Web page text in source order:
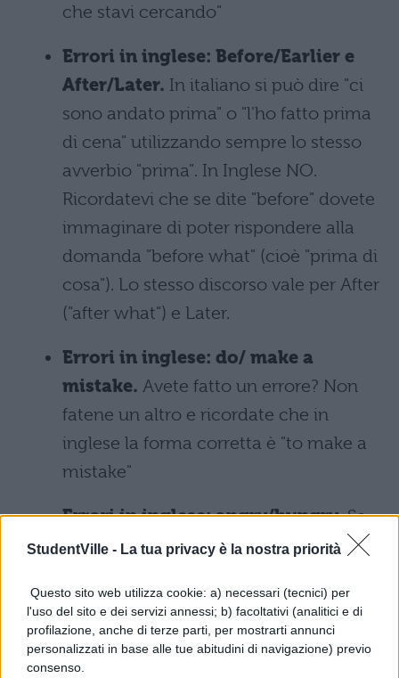
StudentVille - La tua privacy è la nostra priorità
Questo sito web utilizza cookie: a) necessari (tecnici) per
l'uso del sito e dei servizi annessi; b) facoltativi (analitici e di
profilazione, anche di terze parti, per mostrarti annunci
personalizzati in base alle tue abitudini di navigazione) previo
consenso.
che stavi cercando"
Errori in inglese: Before/Earlier e
After/Later. In italiano si può dire "ci
sono andato prima" o "l'ho fatto prima
di cena" utilizzando sempre lo stesso
avverbio "prima". In Inglese NO.
Ricordatevi che se dite "before" dovete
immaginare di poter rispondere alla
domanda "before what" (cioè "prima di
cosa"). Lo stesso discorso vale per After
("after what") e Later.
Errori in inglese: do/ make a
mistake. Avete fatto un errore? Non
fatene un altro e ricordate che in
inglese la forma corretta è "to make a
mistake"
Errori in inglese: angry/hungry.Se
siete tirannosauri probabilmente nel
anche affamati e viceversa. Poiché
immaginiamo che siate esseri umani ci
permettiamo di ricordarvi che